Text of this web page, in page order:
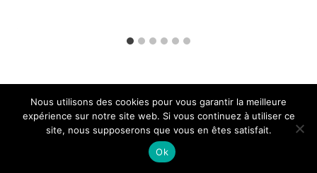
Articles à la Une
Nous utilisons des cookies pour vous garantir la meilleure
expérience sur notre site web. Si vous continuez à utiliser ce
site, nous supposerons que vous en êtes satisfait.
Ok